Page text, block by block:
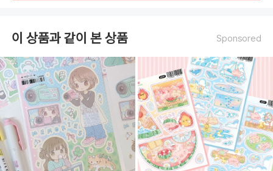
이 상품과 같이 본 상품 Sponsored